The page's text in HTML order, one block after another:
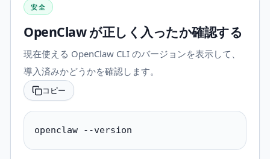
安全
OpenClaw が正しく入ったか確認する
現在使える OpenClaw CLI のバージョンを表示して、
導入済みかどうかを確認します。
コピー
openclaw --version